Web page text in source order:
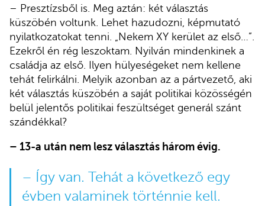
– Presztízsből is. Meg aztán: két választás
küszöbén voltunk. Lehet hazudozni, képmutató
nyilatkozatokat tenni. „Nekem XY kerület az első…”.
Ezekről én rég leszoktam. Nyilván mindenkinek a
családja az első. Ilyen hülyeségeket nem kellene
tehát felirkálni. Melyik azonban az a pártvezető, aki
két választás küszöbén a saját politikai közösségén
belül jelentős politikai feszültséget generál szánt
szándékkal?
– 13-a után nem lesz választás három évig.
– Így van. Tehát a következő egy
évben valaminek történnie kell.